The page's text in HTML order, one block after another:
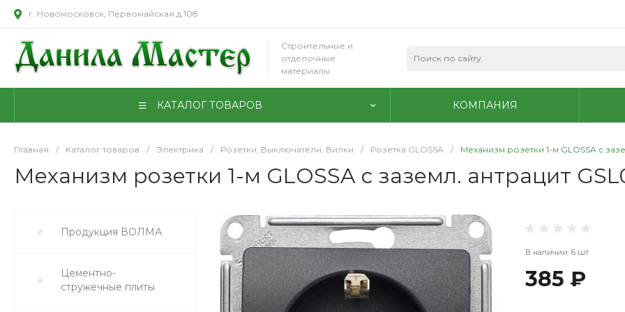
г. Новомосковск, Первомайская д.108
Строительные и
отделочные
материалы
КАТАЛОГ ТОВАРОВ КОМПАНИЯ
Главная / Каталог товаров / Электрика / Розетки, Выключатели, Вилки / Розетка GLOSSA / Механизм розетки 1-м GLOSSA с
Механизм розетки 1-м GLOSSA с заземл. антрацит
Продукция ВОЛМА
Цементно-
стружечные плиты
В наличии: 6 шт
385 ₽